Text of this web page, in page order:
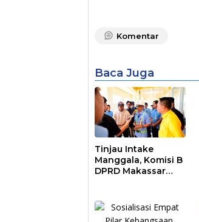
Komentar
Baca Juga
Tinjau Intake
Manggala, Komisi B
DPRD Makassar